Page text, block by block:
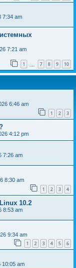
7:34 am
7:21 am
1 7 8 9 10
6:46 am
1 2 3
4:12 pm
7:26 am
8:30 am
1 2 3 4
10.2
8:53 am
9:34 am
1 2 3 4 5 6
10:05 am